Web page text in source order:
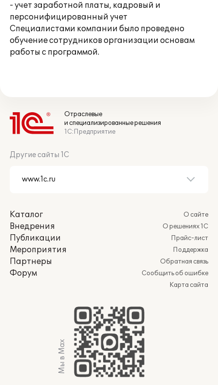
- учет заработной платы, кадровый и
персонифицированный учет
Специалистами компании было проведено
обучение сотрудников организации основам
работы с программой.
Отраслевые
и специализированные решения
1С:Предприятие
Другие сайты 1С
Каталог
Внедрения
Публикации
Мероприятия
Партнеры
Форум
О сайте
О решениях 1С
Прайс-лист
Поддержка
Обратная связь
Сообщить об ошибке
Карта сайта
Мы в Max